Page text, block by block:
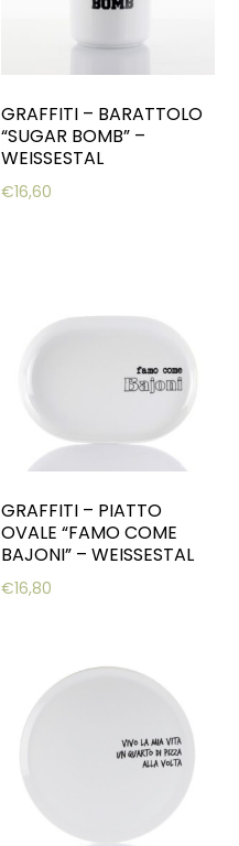
GRAFFITI – BARATTOLO
“SUGAR BOMB” –
WEISSESTAL
€16,60
GRAFFITI – PIATTO
OVALE “FAMO COME
BAJONI” – WEISSESTAL
€16,80